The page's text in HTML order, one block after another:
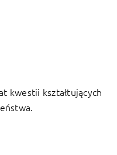
kwestii kształtujących